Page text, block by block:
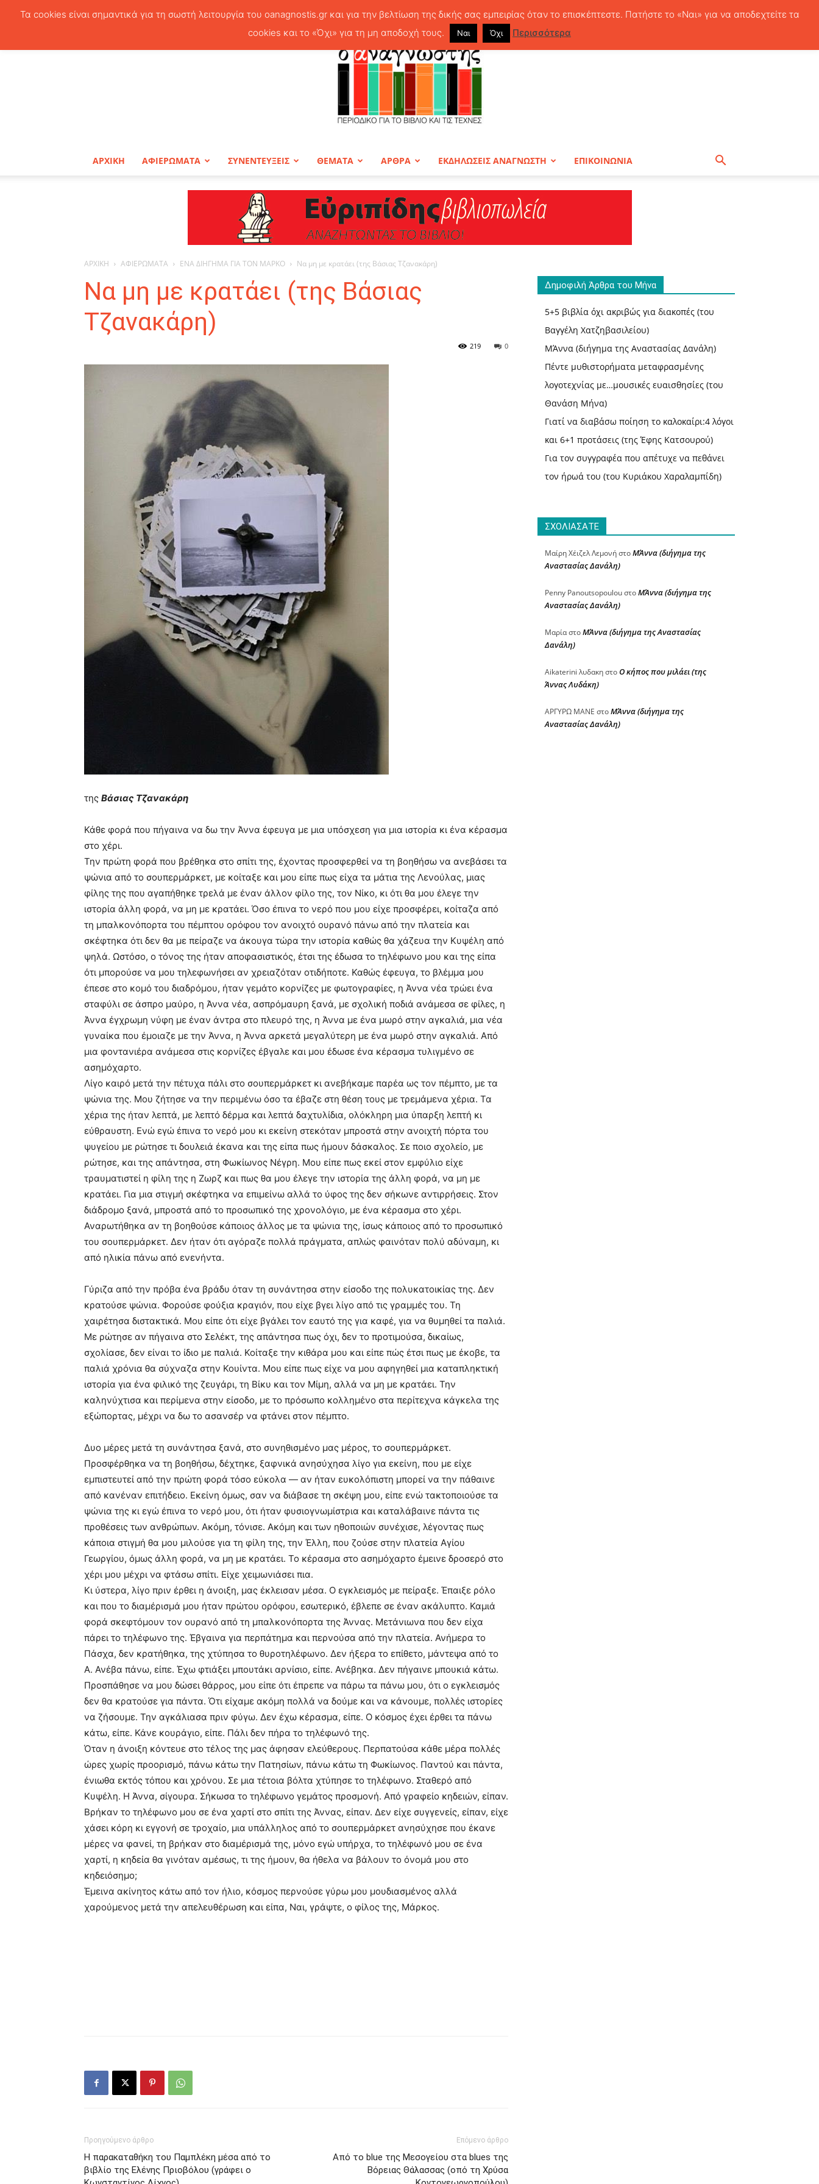
Σάββατο, 8 Αυγούστου, 2026
Ο
ΑΝΑΓΝΩΣΤΗΣ
ΑΡΧΙΚΗ ΑΦΙΕΡΩΜΑΤΑ ΣΥΝΕΝΤΕΥΞΕΙΣ ΘΕΜΑΤΑ ΑΡΘΡΑ ΕΚΔΗΛΩΣΕΙΣ ΑΝΑΓΝΩΣΤΗ ΕΠΙΚΟΙΝΩΝΙΑ
ΑΡΧΙΚΗ ΑΦΙΕΡΩΜΑΤΑ ΕΝΑ ΔΙΗΓΗΜΑ ΓΙΑ ΤΟΝ ΜΑΡΚΟ Να μη με κρατάει (της Βάσιας Τζανακάρη)
Να μη με κρατάει (της Βάσιας
Τζανακάρη)
0
219
της Βάσιας Τζανακάρη
Κάθε φορά που πήγαινα να δω την Άννα έφευγα με μια υπόσχεση για μια ιστορία κι ένα κέρασμα
στο χέρι.
Την πρώτη φορά που βρέθηκα στο σπίτι της, έχοντας προσφερθεί να τη βοηθήσω να ανεβάσει τα
ψώνια από το σουπερμάρκετ, με κοίταξε και μου είπε πως είχα τα μάτια της Λενούλας, μιας
φίλης της που αγαπήθηκε τρελά με έναν άλλον φίλο της, τον Νίκο, κι ότι θα μου έλεγε την
ιστορία άλλη φορά, να μη με κρατάει. Όσο έπινα το νερό που μου είχε προσφέρει, κοίταζα από
τη μπαλκονόπορτα του πέμπτου ορόφου τον ανοιχτό ουρανό πάνω από την πλατεία και
σκέφτηκα ότι δεν θα με πείραζε να άκουγα τώρα την ιστορία καθώς θα χάζευα την Κυψέλη από
ψηλά. Ωστόσο, ο τόνος της ήταν αποφασιστικός, έτσι της έδωσα το τηλέφωνο μου και της είπα
ότι μπορούσε να μου τηλεφωνήσει αν χρειαζόταν οτιδήποτε. Καθώς έφευγα, το βλέμμα μου
έπεσε στο κομό του διαδρόμου, ήταν γεμάτο κορνίζες με φωτογραφίες, η Άννα νέα τρώει ένα
σταφύλι σε άσπρο μαύρο, η Άννα νέα, ασπρόμαυρη ξανά, με σχολική ποδιά ανάμεσα σε φίλες, η
Άννα έγχρωμη νύφη με έναν άντρα στο πλευρό της, η Άννα με ένα μωρό στην αγκαλιά, μια νέα
γυναίκα που έμοιαζε με την Άννα, η Άννα αρκετά μεγαλύτερη με ένα μωρό στην αγκαλιά. Από
μια φοντανιέρα ανάμεσα στις κορνίζες έβγαλε και μου έδωσε ένα κέρασμα τυλιγμένο σε
ασημόχαρτο.
Λίγο καιρό μετά την πέτυχα πάλι στο σουπερμάρκετ κι ανεβήκαμε παρέα ως τον πέμπτο, με τα
ψώνια της. Μου ζήτησε να την περιμένω όσο τα έβαζε στη θέση τους με τρεμάμενα χέρια. Τα
χέρια της ήταν λεπτά, με λεπτό δέρμα και λεπτά δαχτυλίδια, ολόκληρη μια ύπαρξη λεπτή κι
εύθραυστη. Ενώ εγώ έπινα το νερό μου κι εκείνη στεκόταν μπροστά στην ανοιχτή πόρτα του
ψυγείου με ρώτησε τι δουλειά έκανα και της είπα πως ήμουν δάσκαλος. Σε ποιο σχολείο, με
ρώτησε, και της απάντησα, στη Φωκίωνος Νέγρη. Μου είπε πως εκεί στον εμφύλιο είχε
τραυματιστεί η φίλη της η Ζωρζ και πως θα μου έλεγε την ιστορία της άλλη φορά, να μη με
κρατάει. Για μια στιγμή σκέφτηκα να επιμείνω αλλά το ύφος της δεν σήκωνε αντιρρήσεις. Στον
διάδρομο ξανά, μπροστά από το προσωπικό της χρονολόγιο, με ένα κέρασμα στο χέρι.
Αναρωτήθηκα αν τη βοηθούσε κάποιος άλλος με τα ψώνια της, ίσως κάποιος από το προσωπικό
του σουπερμάρκετ. Δεν ήταν ότι αγόραζε πολλά πράγματα, απλώς φαινόταν πολύ αδύναμη, κι
από ηλικία πάνω από ενενήντα.
Γύριζα από την πρόβα ένα βράδυ όταν τη συνάντησα στην είσοδο της πολυκατοικίας της. Δεν
κρατούσε ψώνια. Φορούσε φούξια κραγιόν, που είχε βγει λίγο από τις γραμμές του. Τη
χαιρέτησα διστακτικά. Μου είπε ότι είχε βγάλει τον εαυτό της για καφέ, για να θυμηθεί τα παλιά.
Με ρώτησε αν πήγαινα στο Σελέκτ, της απάντησα πως όχι, δεν το προτιμούσα, δικαίως,
σχολίασε, δεν είναι το ίδιο με παλιά. Κοίταξε την κιθάρα μου και είπε πώς έτσι πως με έκοβε, τα
παλιά χρόνια θα σύχναζα στην Κουίντα. Μου είπε πως είχε να μου αφηγηθεί μια καταπληκτική
ιστορία για ένα φιλικό της ζευγάρι, τη Βίκυ και τον Μίμη, αλλά να μη με κρατάει. Την
καληνύχτισα και περίμενα στην είσοδο, με το πρόσωπο κολλημένο στα περίτεχνα κάγκελα της
εξώπορτας, μέχρι να δω το ασανσέρ να φτάνει στον πέμπτο.
Δυο μέρες μετά τη συνάντησα ξανά, στο συνηθισμένο μας μέρος, το σουπερμάρκετ.
Προσφέρθηκα να τη βοηθήσω, δέχτηκε, ξαφνικά ανησύχησα λίγο για εκείνη, που με είχε
εμπιστευτεί από την πρώτη φορά τόσο εύκολα — αν ήταν ευκολόπιστη μπορεί να την πάθαινε
από κανέναν επιτήδειο. Εκείνη όμως, σαν να διάβασε τη σκέψη μου, είπε ενώ τακτοποιούσε τα
ψώνια της κι εγώ έπινα το νερό μου, ότι ήταν φυσιογνωμίστρια και καταλάβαινε πάντα τις
προθέσεις των ανθρώπων. Ακόμη, τόνισε. Ακόμη και των ηθοποιών συνέχισε, λέγοντας πως
κάποια στιγμή θα μου μιλούσε για τη φίλη της, την Έλλη, που ζούσε στην πλατεία Αγίου
Γεωργίου, όμως άλλη φορά, να μη με κρατάει. Το κέρασμα στο ασημόχαρτο έμεινε δροσερό στο
χέρι μου μέχρι να φτάσω σπίτι. Είχε χειμωνιάσει πια.
Κι ύστερα, λίγο πριν έρθει η άνοιξη, μας έκλεισαν μέσα. Ο εγκλεισμός με πείραξε. Έπαιξε ρόλο
και που το διαμέρισμά μου ήταν πρώτου ορόφου, εσωτερικό, έβλεπε σε έναν ακάλυπτο. Καμιά
φορά σκεφτόμουν τον ουρανό από τη μπαλκονόπορτα της Άννας. Μετάνιωνα που δεν είχα
πάρει το τηλέφωνο της. Έβγαινα για περπάτημα και περνούσα από την πλατεία. Ανήμερα το
Πάσχα, δεν κρατήθηκα, της χτύπησα το θυροτηλέφωνο. Δεν ήξερα το επίθετο, μάντεψα από το
Α. Ανέβα πάνω, είπε. Έχω φτιάξει μπουτάκι αρνίσιο, είπε. Ανέβηκα. Δεν πήγαινε μπουκιά κάτω.
Προσπάθησε να μου δώσει θάρρος, μου είπε ότι έπρεπε να πάρω τα πάνω μου, ότι ο εγκλεισμός
δεν θα κρατούσε για πάντα. Ότι είχαμε ακόμη πολλά να δούμε και να κάνουμε, πολλές ιστορίες
να ζήσουμε. Την αγκάλιασα πριν φύγω. Δεν έχω κέρασμα, είπε. Ο κόσμος έχει έρθει τα πάνω
κάτω, είπε. Κάνε κουράγιο, είπε. Πάλι δεν πήρα το τηλέφωνό της.
Όταν η άνοιξη κόντευε στο τέλος της μας άφησαν ελεύθερους. Περπατούσα κάθε μέρα πολλές
ώρες χωρίς προορισμό, πάνω κάτω την Πατησίων, πάνω κάτω τη Φωκίωνος. Παντού και πάντα,
ένιωθα εκτός τόπου και χρόνου. Σε μια τέτοια βόλτα χτύπησε το τηλέφωνο. Σταθερό από
Κυψέλη. Η Άννα, σίγουρα. Σήκωσα το τηλέφωνο γεμάτος προσμονή. Από γραφείο κηδειών, είπαν.
Βρήκαν το τηλέφωνο μου σε ένα χαρτί στο σπίτι της Άννας, είπαν. Δεν είχε συγγενείς, είπαν, είχε
χάσει κόρη κι εγγονή σε τροχαίο, μια υπάλληλος από το σουπερμάρκετ ανησύχησε που έκανε
μέρες να φανεί, τη βρήκαν στο διαμέρισμά της, μόνο εγώ υπήρχα, το τηλέφωνό μου σε ένα
χαρτί, η κηδεία θα γινόταν αμέσως, τι της ήμουν, θα ήθελα να βάλουν το όνομά μου στο
κηδειόσημο;
Έμεινα ακίνητος κάτω από τον ήλιο, κόσμος περνούσε γύρω μου μουδιασμένος αλλά
χαρούμενος μετά την απελευθέρωση και είπα, Ναι, γράψτε, ο φίλος της, Μάρκος.
Προηγούμενο άρθρο
Η παρακαταθήκη του Παμπλέκη μέσα από το
βιβλίο της Ελένης Πριοβόλου (γράφει ο
Επόμενο άρθρο
Από το blue της Μεσογείου στα blues της
Βόρειας Θάλασσας (οπό τη Χρύσα
Δημοφιλή Άρθρα του Μήνα
5+5 βιβλία όχι ακριβώς για διακοπές (του
Βαγγέλη Χατζηβασιλείου)
ΜΆννα (διήγημα της Αναστασίας Δανάλη)
Πέντε μυθιστορήματα μεταφρασμένης
λογοτεχνίας με…μουσικές ευαισθησίες (του
Θανάση Μήνα)
Γιατί να διαβάσω ποίηση το καλοκαίρι:4 λόγοι
και 6+1 προτάσεις (της Έφης Κατσουρού)
Για τον συγγραφέα που απέτυχε να πεθάνει
τον ήρωά του (του Κυριάκου Χαραλαμπίδη)
ΣΧΟΛΙΑΣΑΤΕ
Μαίρη Χέιζελ ΛεμονήστοΜΆννα (διήγημα της
Αναστασίας Δανάλη)
Penny PanoutsopoulouστοΜΆννα (διήγημα της
Αναστασίας Δανάλη)
ΜαρίαστοΜΆννα (διήγημα της Αναστασίας
Δανάλη)
Aikaterini λυδακηστοΟ κήπος που μιλάει (της
Άννας Λυδάκη)
ΑΡΓΥΡΩ ΜΑΝΕ στοΜΆννα (διήγημα της
Αναστασίας Δανάλη)
Τα cookies είναι σημαντικά για τη σωστή λειτουργία του oanagnostis.gr και για την βελτίωση της δικής σας εμπειρίας όταν το επισκέπτεστε. Πατήστε το «Ναι» για να αποδεχτείτε τα
cookies και το «Όχι» για τη μη αποδοχή τους.
Ναι Όχι Περισσότερα